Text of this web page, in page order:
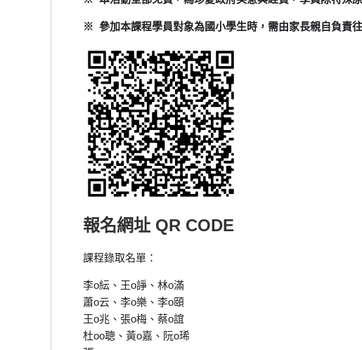
※ 參加本課程學員對象為國小學生時，需由家長親自負責
報名網址 QR CODE
課程錄取名單：
李o紜、王o諍、林o滿
蕭o云、李o樂、李o頤
王o兆、張o梅、蔡o誼
杜oo聰、黃o嘉、阮o琋